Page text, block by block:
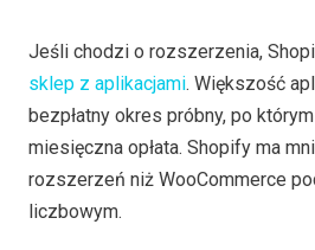
Jeśli chodzi o rozszerzenia,
sklep z aplikacjami. Większość
bezpłatny okres próbny, po
miesięczna opłata. Shopify ma
rozszerzeń niż WooCommerce
liczbowym.